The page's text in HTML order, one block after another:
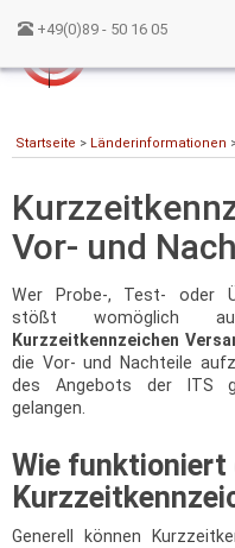
+49(0)89 - 50 16 05
Startseite > Länderinformationen
Vor- und
Wer Probe-, Test- oder
stößt womöglich
Kurzzeitkennzeichen
die Vor- und Nachteile
des Angebots der ITS
gelangen.
Wie funktioniert
Generell können